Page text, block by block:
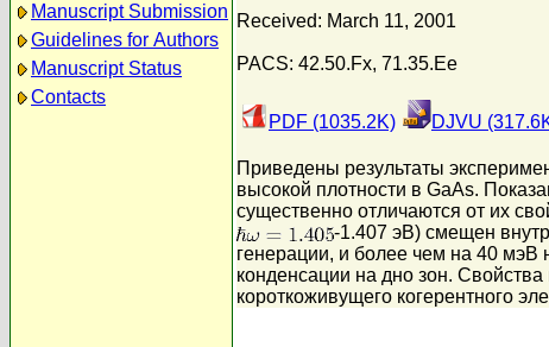
Manuscript Submission
Guidelines for Authors
Manuscript Status
Contacts
Received: March 11, 2001
PACS: 42.50.Fx, 71.35.Ee
PDF (1035.2K) DJVU
Приведены результаты
высокой плотности в GaAs.
существенно отличаются от их
-1.407 эВ) смещен
генерации, и более чем на 40 мэВ
конденсации на дно зон.
короткоживущего когерентного